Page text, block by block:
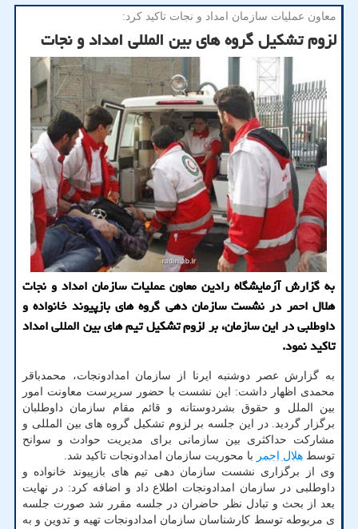
معاون عملیات سازمان امداد و نجات تاكید كرد:
لزوم تشكیل گروه های بین المللی امداد و نجات
به گزارش آزمایشگاه رادین معاون عملیات سازمان امداد و نجات
هلال احمر در نشست سازمان دهی گروه های بازپیوند خانواده و
داوطلبی در این سازمان، بر لزوم تشكیل تیم های بین المللی امداد
تاكید نمود.
به گزارش عصر دوشنبه ایرنا از سازمان امدادونجات، محمدباقر
محمدی اظهار داشت: این نشست با حضور سرپرست معاونت امور
بین الملل و حقوق بشردوستانه و قائم مقام سازمان داوطلبان
برگزار گردید. در این جلسه بر لزوم تشکیل گروه های بین المللی و
مشارکت حداکثری بین سازمانی برای مدیریت حوادث و سوانح
توسط هلال احمر با محوریت سازمان امدادونجات تاکید شد.
وی از برگزاری نشست سازمان دهی تیم های بازپیوند خانواده و
داوطلبی در سازمان امدادونجات اطلاع داد و اضافه کرد: در نهایت
بعد از بحث و تبادل نظر حاضران در جلسه مقرر شد صورت جلسه
ی مربوطه توسط کارشناسان سازمان امدادونجات تهیه و تدوین و به